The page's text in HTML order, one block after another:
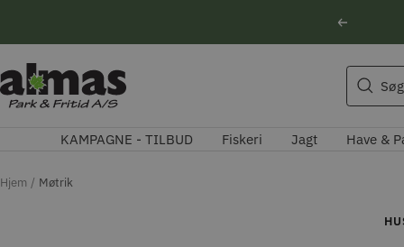
Forrige
Søg
Almas
Park
KAMPAGNE - TILBUD Fiskeri Jagt Have &
Hjem Møtrik
Søgeforslag
Husqvarna motorsav
Kikkert
Natoptik